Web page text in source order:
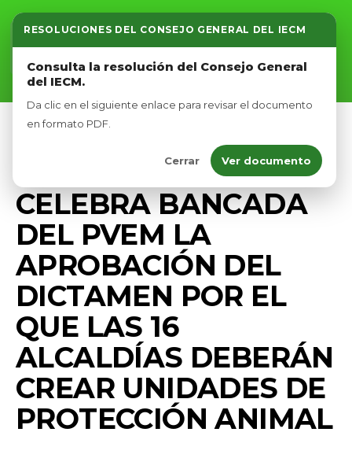
RESOLUCIONES DEL CONSEJO GENERAL DEL IECM
Consulta la resolución del Consejo General
del IECM.
Da clic en el siguiente enlace para revisar el documento
en formato PDF.
Cerrar Ver documento
Inicio
Nosotros
Afíliate
COMUNICADOS
DIPUTADOS VERDES CDMX
PRENSA
CELEBRA BANCADA
DEL PVEM LA
APROBACIÓN DEL
DICTAMEN POR EL
QUE LAS 16
ALCALDÍAS DEBERÁN
CREAR UNIDADES DE
PROTECCIÓN ANIMAL